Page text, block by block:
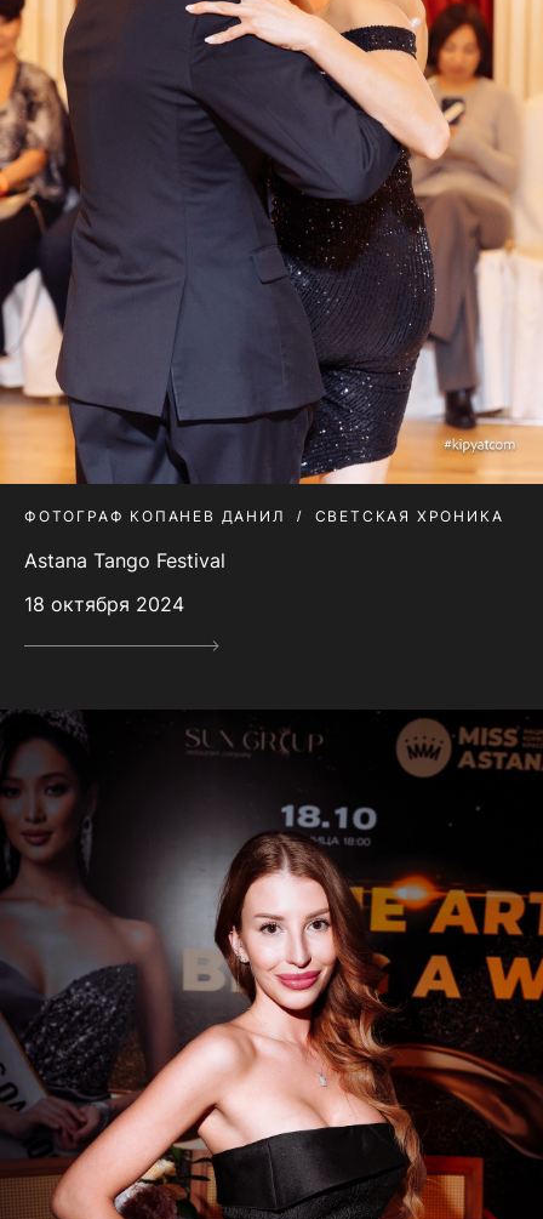
ФОТОГРАФ КОПАНЕВ ДАНИЛ СВЕТСКАЯ ХРОНИКА
Astana Tango Festival
18 октября 2024